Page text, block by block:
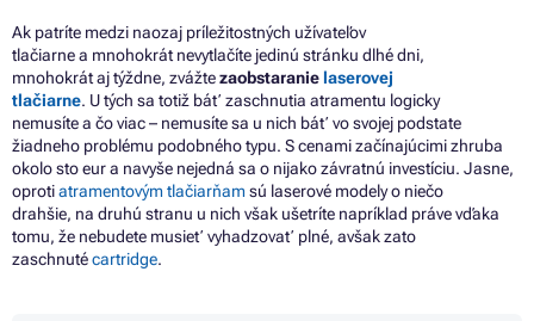
Ak patríte medzi naozaj príležitostných užívateľov
tlačiarnea mnohokrát nevytlačíte jedinú stránku dlhé dni,
mnohokrátajtýždne, zvážtezaobstaranie laserovej
tlačiarne. Utých sa totiž báť zaschnutia atramentu logicky
nemusítea čo viac – nemusítesa u nich báť vosvojej podstate
žiadneho problému podobného typu. Scenami začínajúcimi zhruba
okolo sto eura navyše nejedná sa o nijako závratnú investíciu. Jasne,
oprotiatramentovým tlačiarňamsú laserové modelyo niečo
drahšie, na druhú stranu u nich však ušetríte napríklad práve vďaka
tomu, že nebudete musieť vyhadzovať plné, avšak zato
zaschnutécartridge.